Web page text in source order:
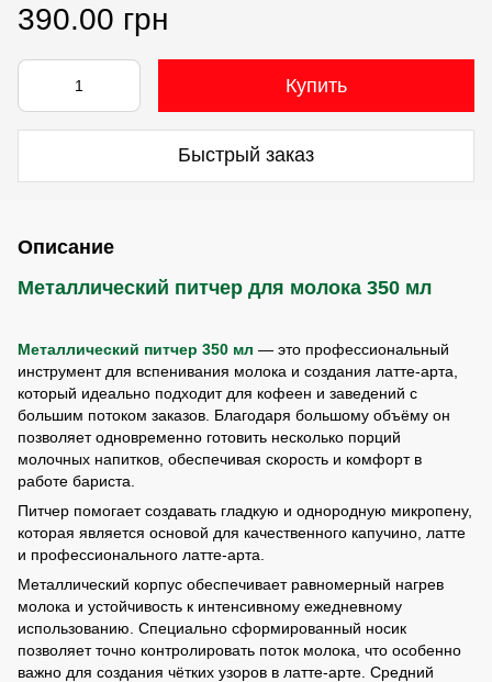
390.00 грн
Купить
Быстрый заказ
Описание
Металлический питчер для молока 350 мл
Металлический питчер 350 мл — это профессиональный
инструмент для вспенивания молока и создания латте-арта,
который идеально подходит для кофеен и заведений с
большим потоком заказов. Благодаря большому объёму он
позволяет одновременно готовить несколько порций
молочных напитков, обеспечивая скорость и комфорт в
работе бариста.
Питчер помогает создавать гладкую и однородную микропену,
которая является основой для качественного капучино, латте
и профессионального латте-арта.
Металлический корпус обеспечивает равномерный нагрев
молока и устойчивость к интенсивному ежедневному
использованию. Специально сформированный носик
позволяет точно контролировать поток молока, что особенно
важно для создания чётких узоров в латте-арте. Средний